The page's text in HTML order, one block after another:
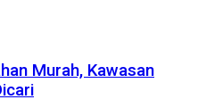
Murah, Kawasan